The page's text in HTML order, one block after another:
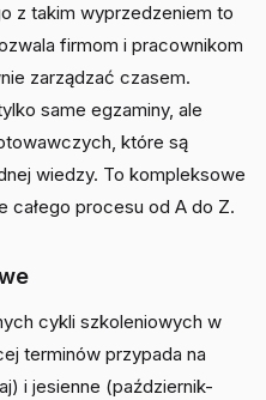
z takim wyprzedzeniem to
firmom i pracownikom
zarządzać czasem.
same egzaminy, ale
które są
wiedzy. To kompleksowe
całego procesu od A do Z.
cykli szkoleniowych w
terminów przypada na
i jesienne (październik-